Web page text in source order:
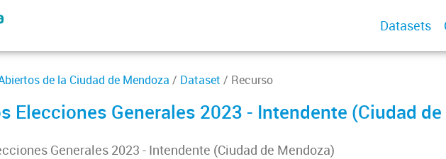
Datasets
de la Ciudad de Mendoza / Dataset / Recurso
Elecciones Generales 2023 - Intendente (Ciudad de
Generales 2023 - Intendente (Ciudad de Mendoza)